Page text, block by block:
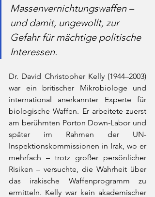
Massenvernichtungswaffen –
und damit, ungewollt, zur
Gefahr für mächtige politische
Interessen.
Dr. David Christopher Kelly (1944–2003)
war ein britischer Mikrobiologe und
international anerkannter Experte für
biologische Waffen. Er arbeitete zuerst
am berühmten Porton Down-Labor und
später im Rahmen der UN-
Inspektionskommissionen in Irak, wo er
mehrfach – trotz großer persönlicher
Risiken – versuchte, die Wahrheit über
das irakische Waffenprogramm zu
ermitteln. Kelly war kein akademischer